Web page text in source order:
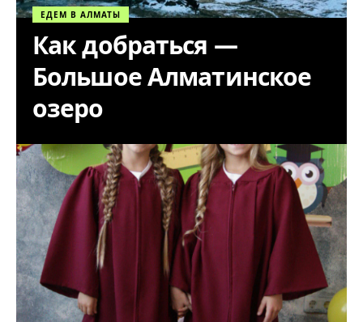
ЕДЕМ В АЛМАТЫ
Как добраться —
Большое Алматинское
озеро